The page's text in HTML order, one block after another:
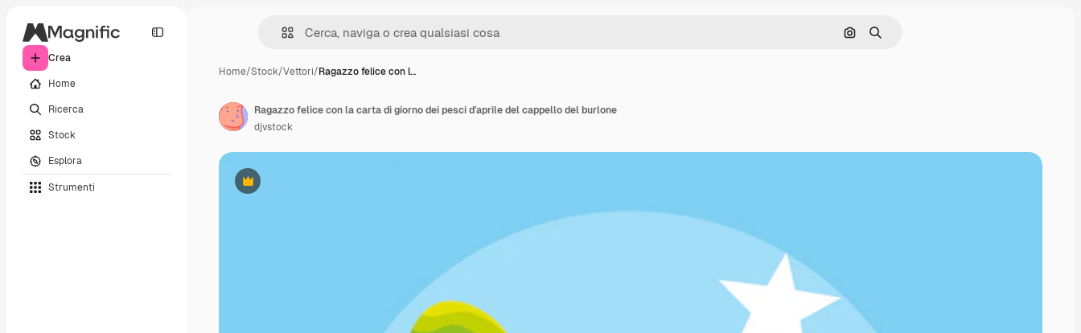
Crea
Home
Ricerca
Stock
Esplora
Strumenti
Cerca per immagine
Ricerca
Home/Stock/Vettori/Ragazzo felice con l…
Premium
Ragazzo felice con la carta di giorno dei pesci d'aprile del cappello del burlone
djvstock